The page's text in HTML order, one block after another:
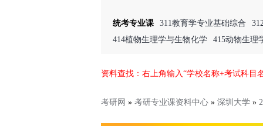
统考专业课 311教育学专业基础综合
414植物生理学与生物化学
415动物生理
资料查找：右上角输入“学校名称+考试科目
考研网 » 考研专业课资料中心 » 深圳大学 »